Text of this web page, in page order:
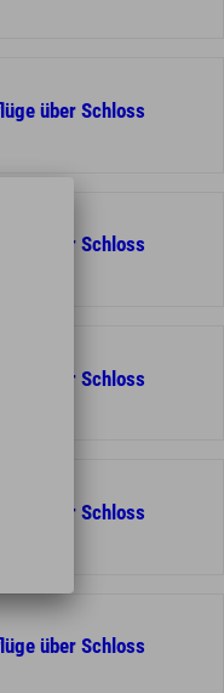
über Schloss
über Schloss
über Schloss
über Schloss
über Schloss